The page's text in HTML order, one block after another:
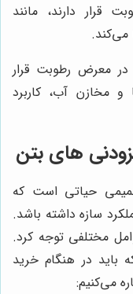
قرار دارند، مانند
می‌کند.
در معرض رطوبت قرار
و مخازن آب، کاربرد
های بتن
حیاتی است که
سازه داشته باشد.
مختلفی توجه کرد.
باید در هنگام خرید
می‌کنیم: